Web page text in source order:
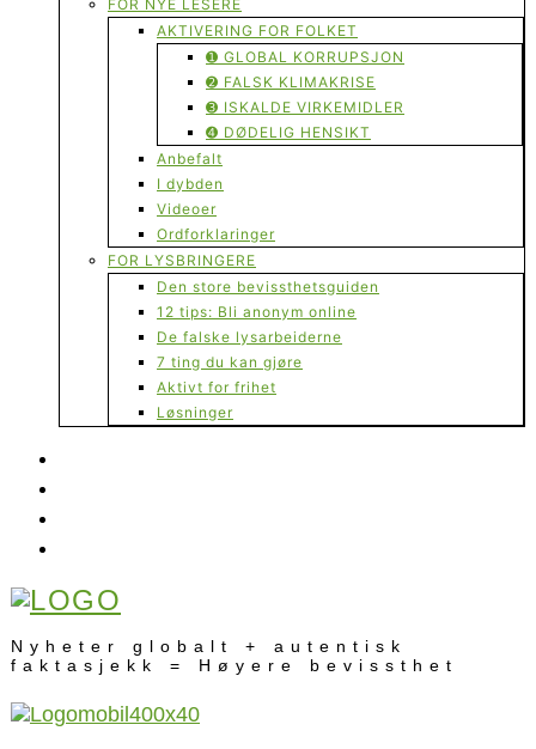
FOR NYE LESERE
AKTIVERING FOR FOLKET
➊ GLOBAL KORRUPSJON
➋ FALSK KLIMAKRISE
➌ ISKALDE VIRKEMIDLER
➍ DØDELIG HENSIKT
Anbefalt
I dybden
Videoer
Ordforklaringer
FOR LYSBRINGERE
Den store bevissthetsguiden
12 tips: Bli anonym online
De falske lysarbeiderne
7 ting du kan gjøre
Aktivt for frihet
Løsninger
Nyheter globalt + autentisk
faktasjekk = Høyere bevissthet